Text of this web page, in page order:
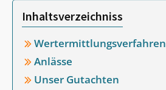
Inhaltsverzeichniss
Wertermittlungsverfahren
Anlässe
Unser Gutachten